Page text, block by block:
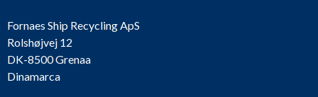
Fornaes Ship Recycling ApS
Rolshøjvej 12
DK-8500 Grenaa
Dinamarca